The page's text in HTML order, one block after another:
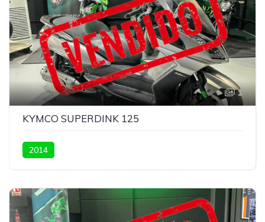
1
KYMCO SUPERDINK 125
2014